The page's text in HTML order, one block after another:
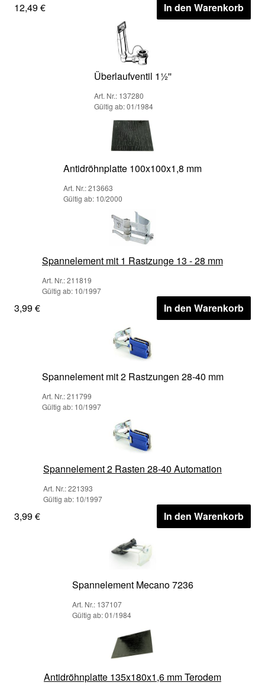
12,49 € In den Warenkorb
Überlaufventil 1½''
Art. Nr.: 137280
Gültig ab: 01/1984
Antidröhnplatte 100x100x1,8 mm
Art. Nr.: 213663
Gültig ab: 10/2000
Spannelement mit 1 Rastzunge 13 - 28 mm
Art. Nr.: 211819
Gültig ab: 10/1997
3,99 € In den Warenkorb
Spannelement mit 2 Rastzungen 28-40 mm
Art. Nr.: 211799
Gültig ab: 10/1997
Spannelement 2 Rasten 28-40 Automation
Art. Nr.: 221393
Gültig ab: 10/1997
3,99 € In den Warenkorb
Spannelement Mecano 7236
Art. Nr.: 137107
Gültig ab: 01/1984
Antidröhnplatte 135x180x1,6 mm Terodem